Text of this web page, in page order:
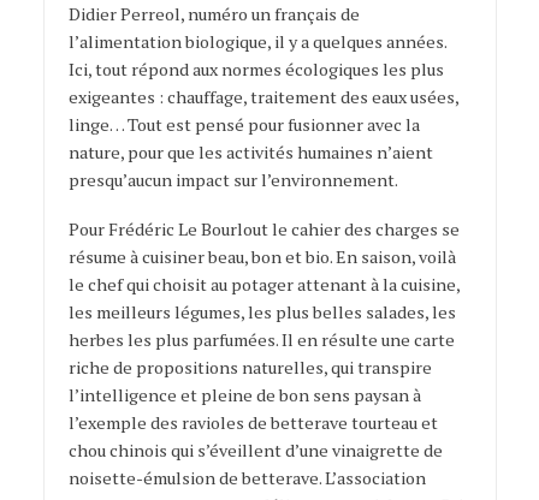
Didier Perreol, numéro un français de
l’alimentation biologique, il y a quelques années.
Ici, tout répond aux normes écologiques les plus
exigeantes : chauffage, traitement des eaux usées,
linge… Tout est pensé pour fusionner avec la
nature, pour que les activités humaines n’aient
presqu’aucun impact sur l’environnement.
Pour Frédéric Le Bourlout le cahier des charges se
résume à cuisiner beau, bon et bio. En saison, voilà
le chef qui choisit au potager attenant à la cuisine,
les meilleurs légumes, les plus belles salades, les
herbes les plus parfumées. Il en résulte une carte
riche de propositions naturelles, qui transpire
l’intelligence et pleine de bon sens paysan à
l’exemple des ravioles de betterave tourteau et
chou chinois qui s’éveillent d’une vinaigrette de
noisette-émulsion de betterave. L’association